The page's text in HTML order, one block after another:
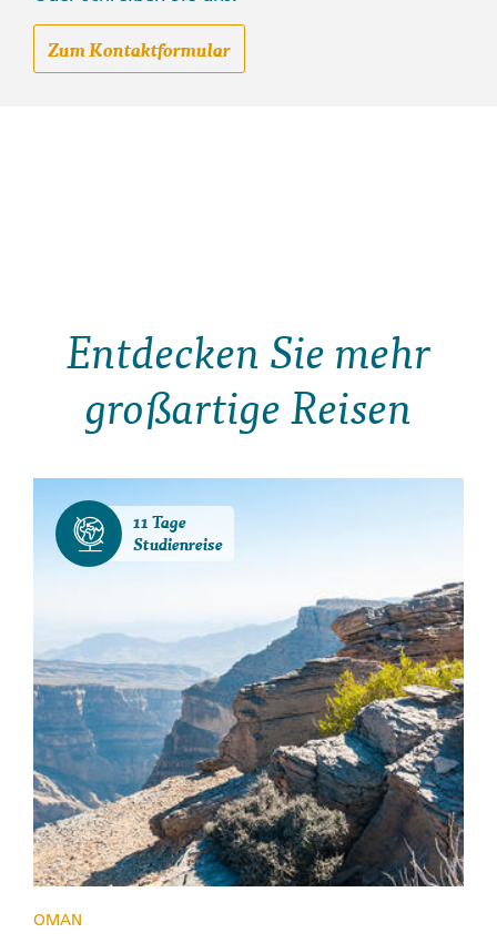
Zum Kontaktformular
Entdecken Sie mehr
großartige Reisen
11 Tage
Studienreise
OMAN